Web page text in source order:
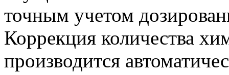
точным учетом
Коррекция количества
производится